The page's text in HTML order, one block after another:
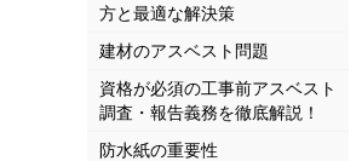
方と最適な解決策
建材のアスベスト問題
資格が必須の工事前アスベスト
調査・報告義務を徹底解説！
防水紙の重要性